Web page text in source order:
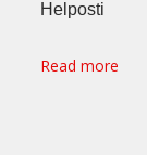
A
V
s
:
о
э
Helposti
Read more